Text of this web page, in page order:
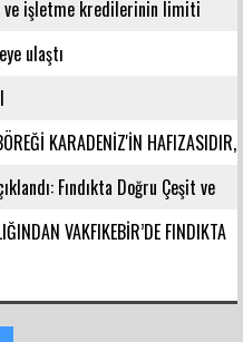
ve işletme kredilerinin limiti
ulaştı
KARADENİZ'İN HAFIZASIDIR,
Fındıkta Doğru Çeşit ve
VAKFIKEBİR’DE FINDIKTA